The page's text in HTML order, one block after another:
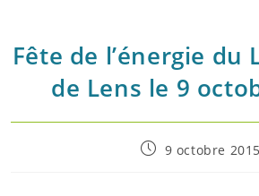
Fête de l’énergie du
de Lens le 9
Post9 octobre 2015